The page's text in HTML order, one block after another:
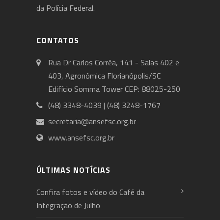
da Polícia Federal.
CONTATOS
Rua Dr Carlos Corrêa, 141 - Salas 402 e
403, Agronômica Florianópolis/SC
Edifício Somma Tower CEP: 88025-250
(48) 3348-4039 | (48) 3248-1767
secretaria@ansefsc.org.br
www.ansefsc.org.br
ÚLTIMAS NOTÍCIAS
Confira fotos e vídeo do Café da
Integração de Julho